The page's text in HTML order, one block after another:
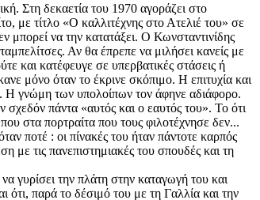
Στη δεκαετία του 1970 αγοράζει στο
με τίτλο «Ο καλλιτέχνης στο Ατελιέ του» σε
μπορεί να την κατατάξει. Ο Κωνσταντινίδης
Αν θα έπρεπε να μιλήσει κανείς με
και κατέφευγε σε υπερβατικές στάσεις ή
μόνο όταν το έκρινε σκόπιμο. Η επιτυχία και
Η γνώμη των υπoλοίπων τον άφηνε αδιάφορο.
πάντα «αυτός και ο εαυτός του». Το ότι
στα πορτραίτα που τους φιλοτέχνησε δεν...
ποτέ : οι πίνακές του ήταν πάντοτε καρπός
με τις πανεπιστημιακές του σπουδές και τη
γυρίσει την πλάτη στην καταγωγή του και
ότι, παρά το δέσιμό του με τη Γαλλία και την